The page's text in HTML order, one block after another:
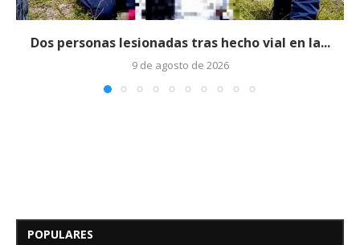
Dos personas lesionadas tras hecho vial en la...
9 de agosto de 2026
POPULARESDesconocidos del...